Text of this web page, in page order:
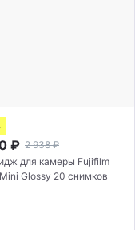
₽ 2 938 ₽
для камеры Fujifilm
Glossy 20 снимков